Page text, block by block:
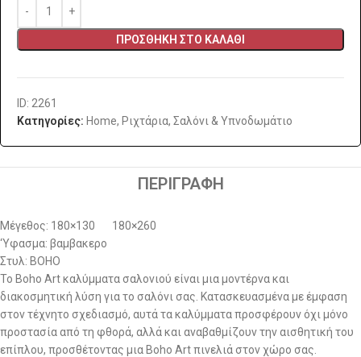
ΠΡΟΣΘΉΚΗ ΣΤΟ ΚΑΛΆΘΙ
ID: 2261
Κατηγορίες: Home, Ριχτάρια, Σαλόνι & Υπνοδωμάτιο
ΠΕΡΙΓΡΑΦΉ
Μέγεθος: 180×130 180×260
‘Υφασμα: βαμβακερο
Στυλ: BOHO
Το Boho Art καλύμματα σαλονιού είναι μια μοντέρνα και
διακοσμητική λύση για το σαλόνι σας. Κατασκευασμένα με έμφαση
στον τέχνητο σχεδιασμό, αυτά τα καλύμματα προσφέρουν όχι μόνο
προστασία από τη φθορά, αλλά και αναβαθμίζουν την αισθητική του
επίπλου, προσθέτοντας μια Boho Art πινελιά στον χώρο σας.